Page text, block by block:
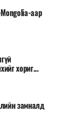
Mongolia-аар
хориг...
замналд